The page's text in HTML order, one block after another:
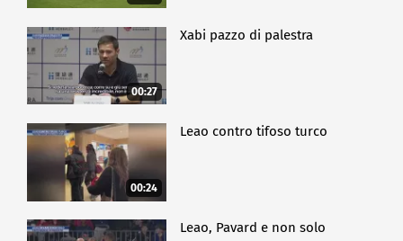
00:27
Xabi pazzo di palestra
00:24
Leao contro tifoso turco
Leao, Pavard e non solo